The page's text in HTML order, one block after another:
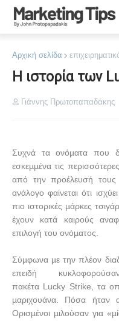
Αρχική σελίδα
Η ιστορία των
Γιάννης Πρωτοπαπαδάκης
Συχνά τα ονόµατα που
εσκεµµένα τις
από την προέλευσή τους
ανάλογο φαίνεται ότι
πιο ιστορικές µάρκες
έχουν κατά καιρούς
επιλογή του ονόµατος.
Σύµφωνα µε την πλέον
επειδή
πακέτα Lucky Strike , τα
µαριχουάνα. Πόσα ήταν
Ορισµένοι µιλούσαν για